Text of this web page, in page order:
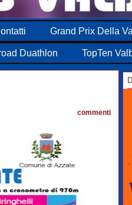
Grand Prix Della
Duathlon TopTen
commenti